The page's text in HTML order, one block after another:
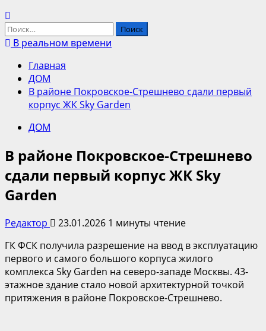
Найти:
В реальном времени
Главная
ДОМ
В районе Покровское-Стрешнево сдали первый
корпус ЖК Sky Garden
ДОМ
В районе Покровское-Стрешнево
сдали первый корпус ЖК Sky
Garden
Редактор 23.01.2026 1 минуты чтение
ГК ФСК получила разрешение на ввод в эксплуатацию
первого и самого большого корпуса жилого
комплекса Sky Garden на северо-западе Москвы. 43-
этажное здание стало новой архитектурной точкой
притяжения в районе Покровское-Стрешнево.